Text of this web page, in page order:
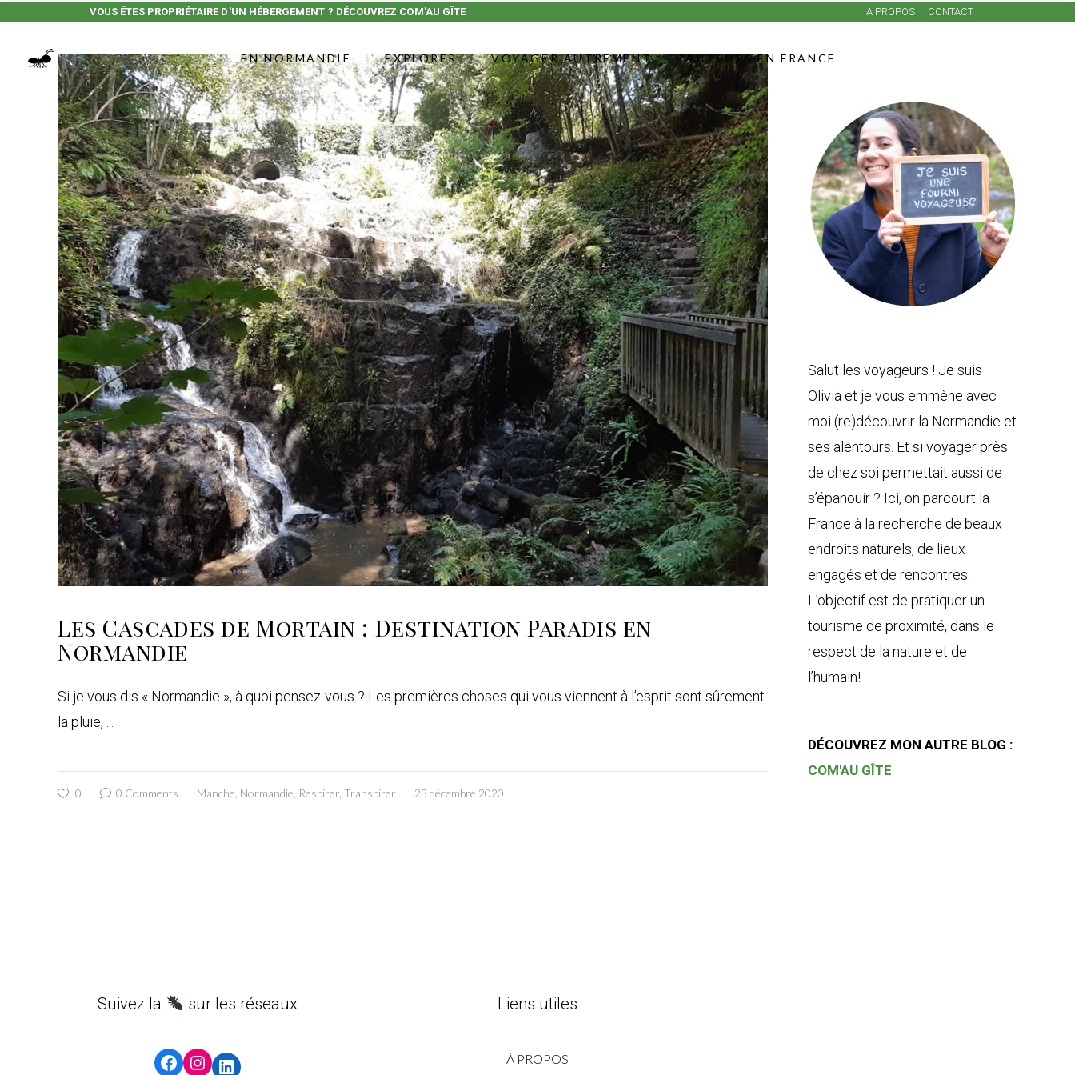
VOUS ÊTES PROPRIÉTAIRE D'UN HÉBERGEMENT ? DÉCOUVREZ COM'AU GÎTE À PROPOS CONTACT
EN NORMANDIE EXPLORER VOYAGER AUTREMENT AILLEURS EN FRANCE
Les Cascades de Mortain : Destination Paradis en
Normandie
Si je vous dis « Normandie », à quoi pensez-vous ? Les premières choses qui vous viennent à l’esprit sont sûrement
la pluie,
0 0 Comments Manche Normandie Respirer Transpirer 23 décembre 2020
Salut les voyageurs ! Je suis
Olivia et je vous emmène avec
moi (re)découvrir la Normandie et
ses alentours. Et si voyager près
de chez soi permettait aussi de
s’épanouir ? Ici, on parcourt la
France à la recherche de beaux
endroits naturels, de lieux
engagés et de rencontres.
L’objectif est de pratiquer un
tourisme de proximité, dans le
respect de la nature et de
l’humain!
DÉCOUVREZ MON AUTRE BLOG :
COM'AU GÎTE
Suivez la sur les réseaux
Facebook
Instagram
LinkedIn
Liens utiles
À PROPOS